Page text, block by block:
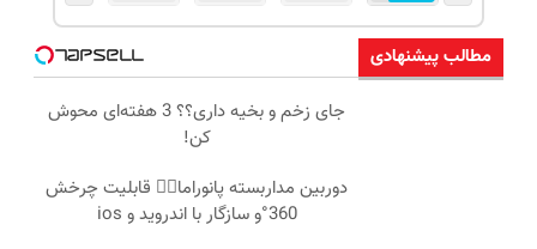
مطالب پیشنهادی
جای زخم و بخیه داری؟؟ 3 هفته‌ای محوش
کن!
دوربین مداربسته پانوراما👈🏻 قابلیت چرخش
360°و سازگار با اندروید و ios